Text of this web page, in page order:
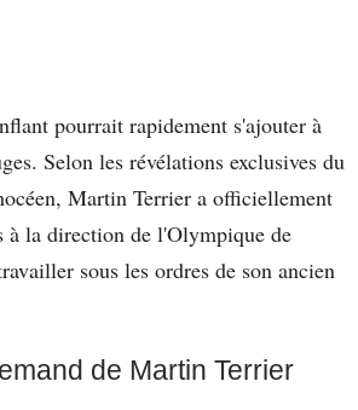
pourrait rapidement s'ajouter à
Selon les révélations exclusives du
Martin Terrier a officiellement
à la direction de l'Olympique de
sous les ordres de son ancien
de Martin Terrier